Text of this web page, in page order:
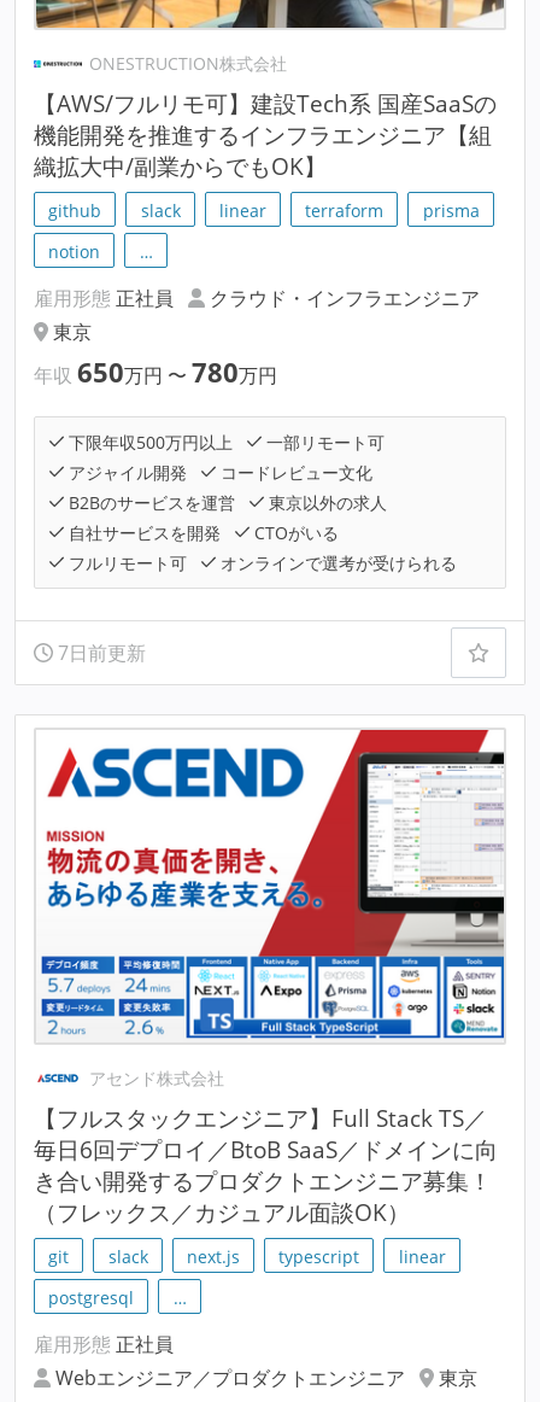
ONESTRUCTION株式会社
【AWS/フルリモ可】建設Tech系 国産SaaSの
機能開発を推進するインフラエンジニア【組
織拡大中/副業からでもOK】
github slack linear terraform
prisma
notion
…
雇用形態 正社員
クラウド・インフラエンジニア
東京
年収 650万円 〜 780万円
下限年収500万円以上
一部リモート可
アジャイル開発
コードレビュー文化
B2Bのサービスを運営
東京以外の求人
自社サービスを開発
CTOがいる
フルリモート可
オンラインで選考が受けられる
7日前更新
アセンド株式会社
【フルスタックエンジニア】Full Stack TS／
毎日6回デプロイ／BtoB SaaS／ドメインに向
き合い開発するプロダクトエンジニア募集！
（フレックス／カジュアル面談OK）
git slack next.js typescript
linear
postgresql
…
雇用形態 正社員
Webエンジニア／プロダクトエンジニア
東京